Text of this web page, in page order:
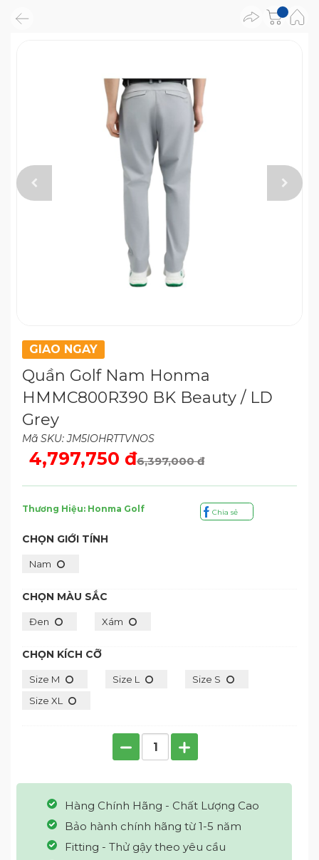
GIAO NGAY
Quần Golf Nam Honma
HMMC800R390 BK Beauty / LD
Grey
Mã SKU: JM5IOHRTTVNOS
4,797,750 đ6,397,000 đ
Thương Hiệu: Honma Golf Chia sẻ
CHỌN GIỚI TÍNH
Nam
CHỌN MÀU SẮC
Đen Xám
CHỌN KÍCH CỠ
Size M Size L
Size S
Size XL
Hàng Chính Hãng - Chất Lượng Cao
Bảo hành chính hãng từ 1-5 năm
Fitting - Thử gậy theo yêu cầu